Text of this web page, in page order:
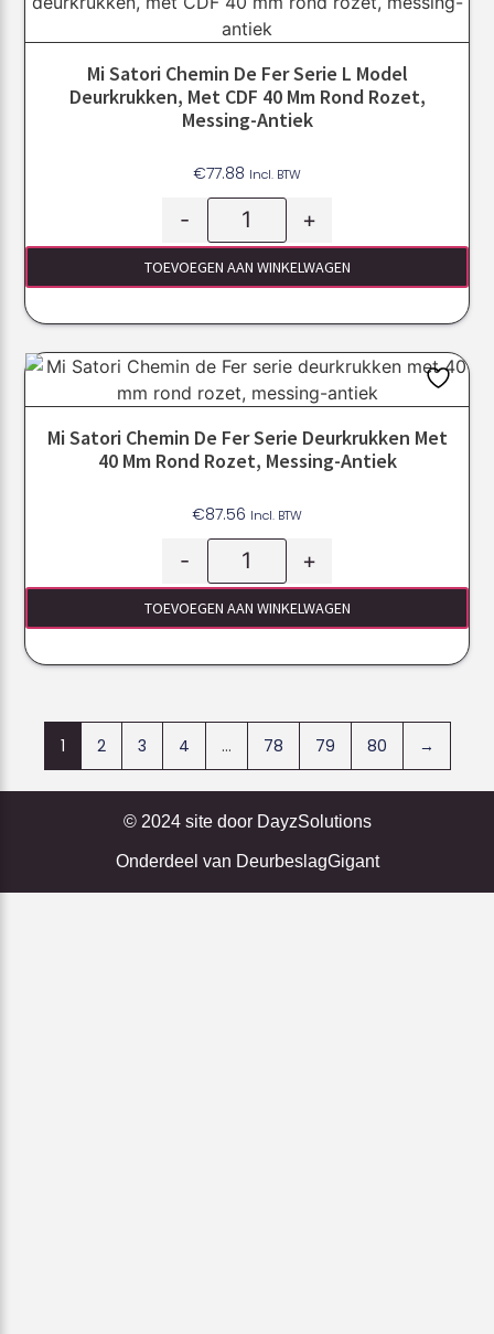
Mi Satori Chemin De Fer Serie L Model
Deurkrukken, Met CDF 40 Mm Rond Rozet,
Messing-Antiek
€77.88 Incl. BTW
- +
TOEVOEGEN AAN WINKELWAGEN
Mi Satori Chemin De Fer Serie Deurkrukken Met
40 Mm Rond Rozet, Messing-Antiek
€87.56 Incl. BTW
- +
TOEVOEGEN AAN WINKELWAGEN
1 2 3 4 … 78 79 80 →
© 2024 site door DayzSolutions
Onderdeel van DeurbeslagGigant